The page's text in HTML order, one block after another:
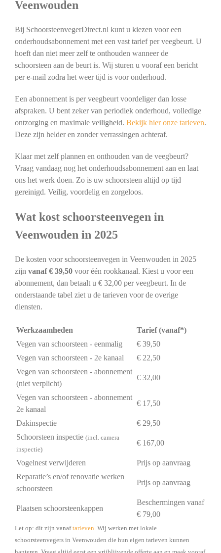
Veenwouden
Bij SchoorsteenvegerDirect.nl kunt u kiezen voor een
onderhoudsabonnement met een vast tarief per veegbeurt. U
hoeft dan niet meer zelf te onthouden wanneer de
schoorsteen aan de beurt is. Wij sturen u vooraf een bericht
per e-mail zodra het weer tijd is voor onderhoud.
Een abonnement is per veegbeurt voordeliger dan losse
afspraken. U bent zeker van periodiek onderhoud, volledige
ontzorging en maximale veiligheid. Bekijk hier onze tarieven.
Deze zijn helder en zonder verrassingen achteraf.
Klaar met zelf plannen en onthouden van de veegbeurt?
Vraag vandaag nog het onderhoudsabonnement aan en laat
ons het werk doen. Zo is uw schoorsteen altijd op tijd
gereinigd. Veilig, voordelig en zorgeloos.
Wat kost schoorsteenvegen in
Veenwouden in 2025
De kosten voor schoorsteenvegen in Veenwouden in 2025
zijn vanaf € 39,50voor één rookkanaal. Kiest u voor een
abonnement, dan betaalt u € 32,00 per veegbeurt. In de
onderstaande tabel ziet u de tarieven voor de overige
diensten.
Werkzaamheden
Tarief (vanaf*)
Vegen van schoorsteen - eenmalig
€ 39,50
Vegen van schoorsteen - 2e kanaal
€ 22,50
Vegen van schoorsteen - abonnement
(niet verplicht)
€ 32,00
Vegen van schoorsteen - abonnement
2e kanaal
€ 17,50
Dakinspectie
€ 29,50
Schoorsteen inspectie (incl. camera
inspectie)
€ 167,00
Vogelnest verwijderen
Prijs op aanvraag
Reparatie’s en/of renovatie werken
schoorsteen
Prijs op aanvraag
Plaatsen schoorsteenkappen
Beschermingen vanaf
€ 79,00
Let op: dit zijn vanaftarieven. Wij werken met lokale
schoorsteenvegers in Veenwouden die hun eigen tarieven kunnen